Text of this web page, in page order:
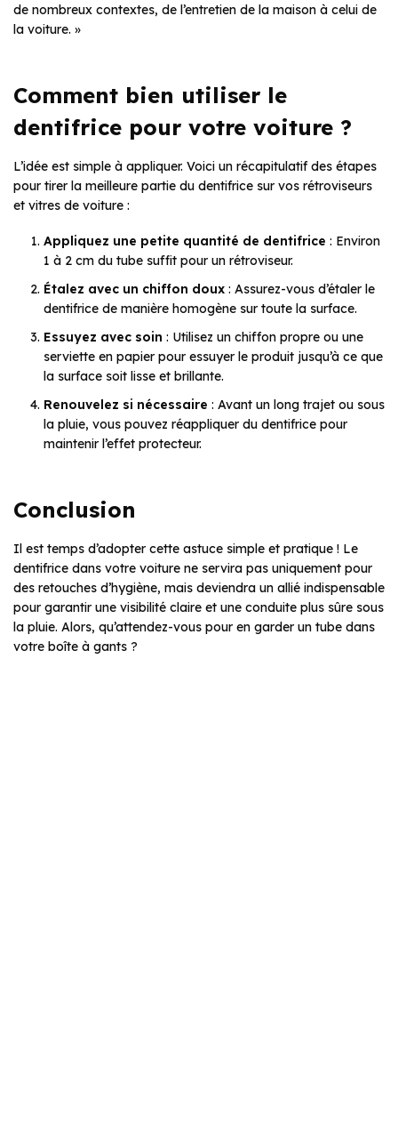
de nombreux contextes, de l’entretien de la maison à celui de
la voiture. »
Comment bien utiliser le
dentifrice pour votre voiture ?
L’idée est simple à appliquer. Voici un récapitulatif des étapes
pour tirer la meilleure partie du dentifrice sur vos rétroviseurs
et vitres de voiture :
Appliquez une petite quantité de dentifrice : Environ
1 à 2 cm du tube suffit pour un rétroviseur.
Étalez avec un chiffon doux : Assurez-vous d’étaler le
dentifrice de manière homogène sur toute la surface.
Essuyez avec soin : Utilisez un chiffon propre ou une
serviette en papier pour essuyer le produit jusqu’à ce que
la surface soit lisse et brillante.
Renouvelez si nécessaire : Avant un long trajet ou sous
la pluie, vous pouvez réappliquer du dentifrice pour
maintenir l’effet protecteur.
Conclusion
Il est temps d’adopter cette astuce simple et pratique ! Le
dentifrice dans votre voiture ne servira pas uniquement pour
des retouches d’hygiène, mais deviendra un allié indispensable
pour garantir une visibilité claire et une conduite plus sûre sous
la pluie. Alors, qu’attendez-vous pour en garder un tube dans
votre boîte à gants ?